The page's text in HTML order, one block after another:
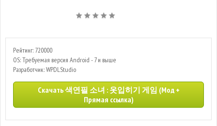
Рейтинг: 720000
OS: Требуемая версия Android - 7 и выше
Разработчик: WPDLStudio
Скачать 색연필 소녀 : 옷입히기 게임 (Мод +
Прямая ссылка)